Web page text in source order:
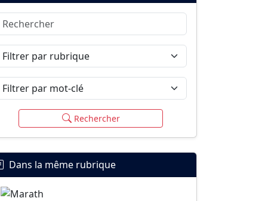
Rechercher
Filtrer par rubrique
Filtrer par mot-clé
Rechercher
Dans la même rubrique